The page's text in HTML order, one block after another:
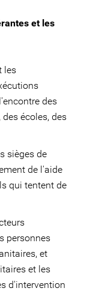
et les
les
des
écoles, des
sièges de
de l'aide
qui tentent de
personnes
et
et les
d'intervention